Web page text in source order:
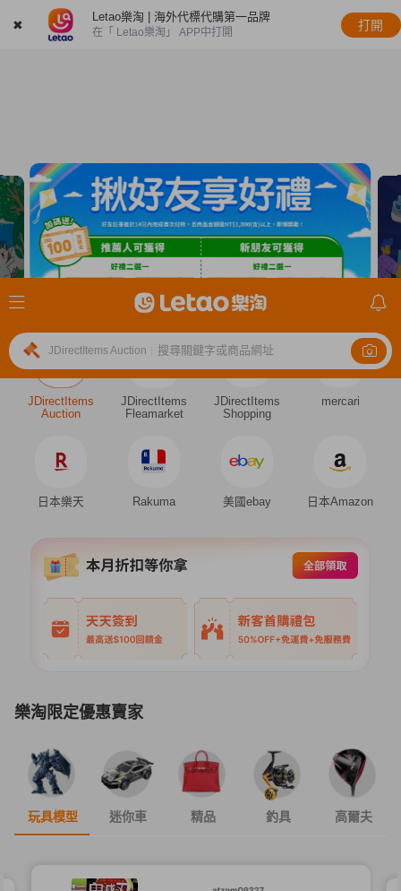
✖
Letao樂淘 | 海外代標代購第一品牌
在「 Letao樂淘」 APP中打開
打開
JDirectItems Auction 搜尋關鍵字或商品網址
JDirectItems
Auction
JDirectItems
Fleamarket
JDirectItems
Shopping
mercari
日本樂天 Rakuma 美國ebay 日本Amazon
樂淘限定優惠賣家
玩具模型 迷你車 精品 釣具 高爾夫